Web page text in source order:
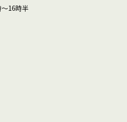
16時半